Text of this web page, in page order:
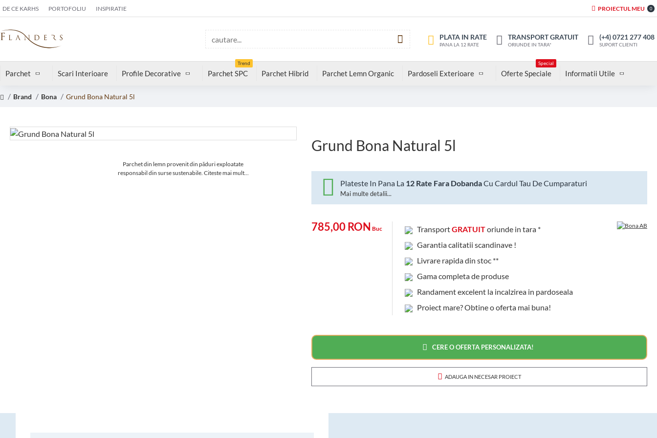
DE CE KARHS PORTOFOLIU INSPIRATIE PROIECTUL MEU 0
PLATA IN RATE
PANA LA 12 RATE
TRANSPORT GRATUIT
ORIUNDE IN TARA*
(+4) 0721 277 408
SUPORT CLIENTI
Parchet Scari Interioare Profile Decorative Parchet SPC
Trend
Parchet Hibrid Parchet Lemn Organic Pardoseli Exterioare Oferte Speciale
Special
Informatii Utile
Brand Bona Grund Bona Natural 5l
Parchet din lemn provenit din păduri exploatate
responsabil din surse sustenabile. Citeste mai mult...
Grund Bona Natural 5l
Plateste In Pana La 12 Rate Fara DobandaCu Cardul Tau De Cumparaturi
Mai multe detalii...
785,00 RON Buc TransportGRATUIToriunde in tara *
Garantia calitatii scandinave !
Livrare rapida din stoc **
Gama completa de produse
Randament excelent la incalzirea in pardoseala
Proiect mare? Obtine o oferta mai buna!
CERE O OFERTA PERSONALIZATA!
ADAUGA IN NECESAR PROIECT